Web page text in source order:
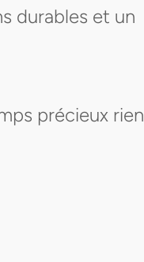
durables et un
précieux rien